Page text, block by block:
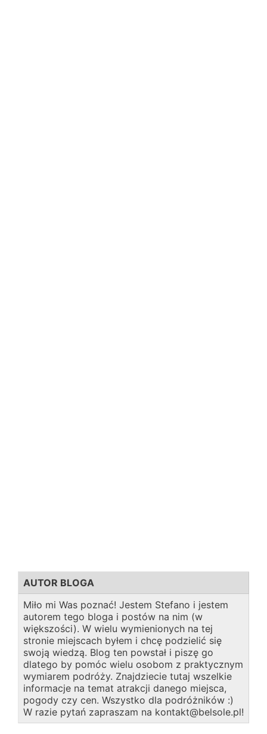
AUTOR BLOGA
Miło mi Was poznać! Jestem Stefano i jestem
autorem tego bloga i postów na nim (w
większości). W wielu wymienionych na tej
stronie miejscach byłem i chcę podzielić się
swoją wiedzą. Blog ten powstał i piszę go
dlatego by pomóc wielu osobom z praktycznym
wymiarem podróży. Znajdziecie tutaj wszelkie
informacje na temat atrakcji danego miejsca,
pogody czy cen. Wszystko dla podróżników :)
W razie pytań zapraszam na kontakt@belsole.pl!